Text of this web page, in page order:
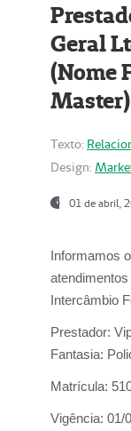
Geral
(Nome
Master)
Texto:
Design:
01 de abril,
Informamos
Intercâmbio
Prestador:
Fantasia:
Matrícula:
Vigência: 01/